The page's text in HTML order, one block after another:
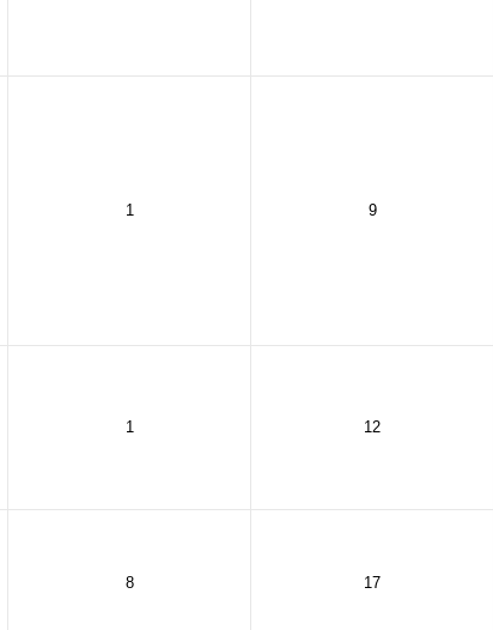
1 9
1 12
8 17